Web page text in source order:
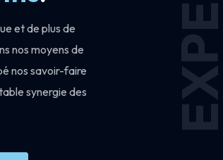
et de plus de
nos moyens de
nos savoir-faire
synergie des